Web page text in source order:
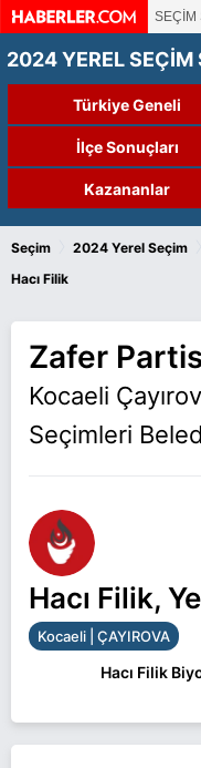
SEÇİM
2024 YEREL SEÇİM
Türkiye Geneli
İlçe Sonuçları
Kazananlar
Seçim 2024 Yerel Seçim
Hacı Filik
Zafer
Kocaeli
Seçimleri
Hacı Filik,
Kocaeli | ÇAYIROVA
Hacı Filik